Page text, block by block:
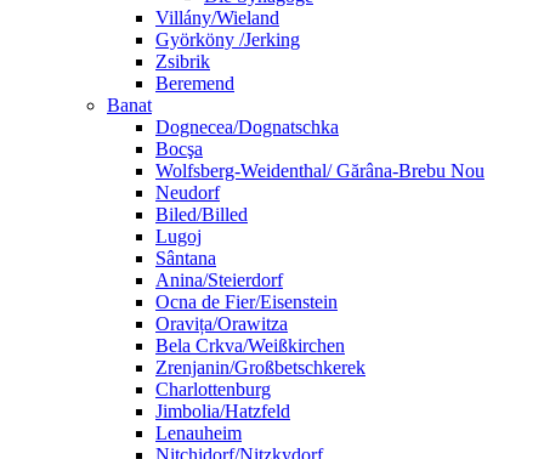
Villány/Wieland
Györköny /Jerking
Zsibrik
Beremend
Banat
Dognecea/Dognatschka
Bocşa
Wolfsberg-Weidenthal/ Gărâna-Brebu Nou
Neudorf
Biled/Billed
Lugoj
Sântana
Anina/Steierdorf
Ocna de Fier/Eisenstein
Oravița/Orawitza
Bela Crkva/Weißkirchen
Zrenjanin/Großbetschkerek
Charlottenburg
Jimbolia/Hatzfeld
Lenauheim
Niţchidorf/Nitzkydorf